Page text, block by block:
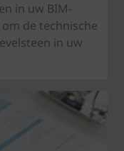
in uw BIM-
de technische
in uw